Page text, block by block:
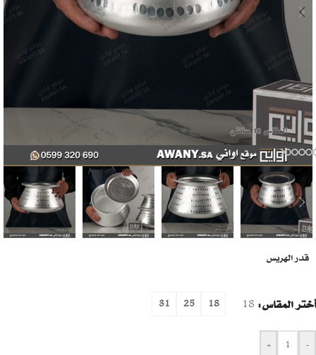
قدر الهريس
أختر المقاس 18
18
25
31
-
+